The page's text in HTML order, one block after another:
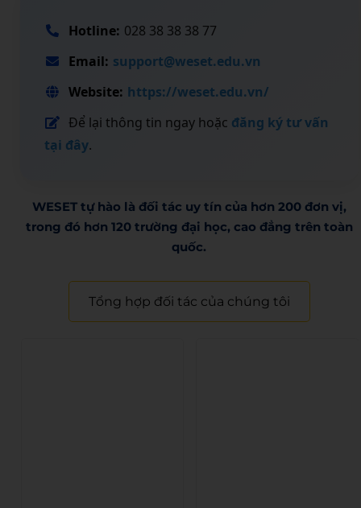
Hotline: 028 38 38 38 77
Email: support@weset.edu.vn
Website: https://weset.edu.vn/
Để lại thông tin ngay hoặc đăng ký tư vấn
tại đây.
WESET tự hào là đối tác uy tín của hơn 200 đơn vị,
trong đó hơn 120 trường đại học, cao đẳng trên toàn
quốc.​
Tổng hợp đối tác của chúng tôi